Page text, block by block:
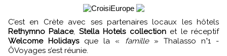
C’est en Crète avec ses partenaires locaux les hôtels
Rethymno Palace, Stella Hotels collectionet le réceptif
Welcome Holidaysque la « famille» Thalasso n°1 -
ÔVoyages s’est réunie.